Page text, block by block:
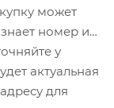
может
номер и
у
актуальная
для